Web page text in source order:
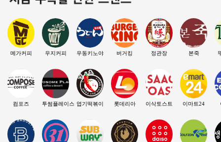
메가커피
컴포즈
우지커피
투썸플레이스
우동키노야
엽기떡볶이
버거킹
롯데리아
정관장
이삭토스트
본죽
이마트24